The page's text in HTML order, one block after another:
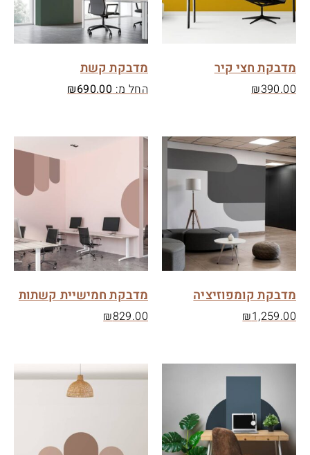
מדבקת חצי קיר
₪390.00
מדבקת קשת
החל מ: ₪690.00
מדבקת קומפוזיציה
₪1,259.00
מדבקת חמישיית קשתות
₪829.00